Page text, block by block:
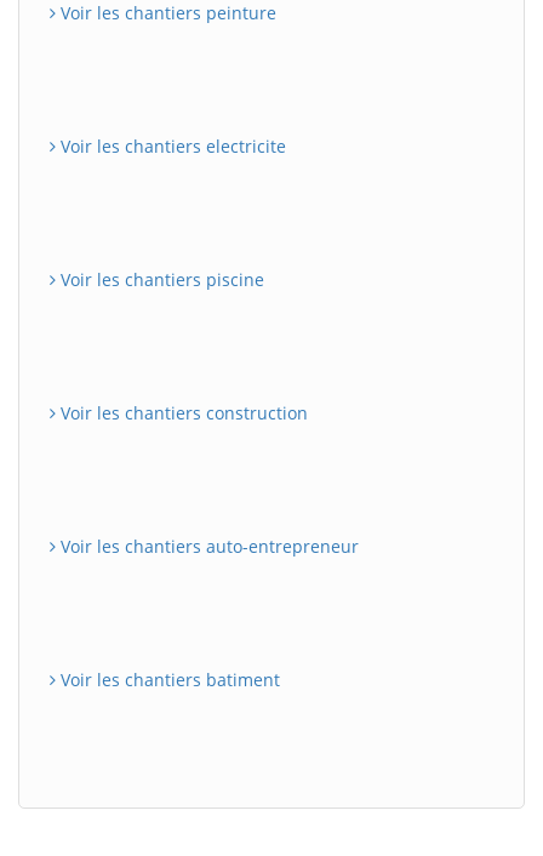
Voir les chantiers peinture
Voir les chantiers electricite
Voir les chantiers piscine
Voir les chantiers construction
Voir les chantiers auto-entrepreneur
Voir les chantiers batiment